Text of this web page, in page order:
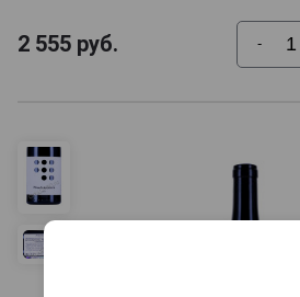
2 555 руб. -